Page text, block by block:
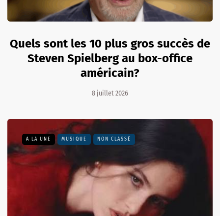
Quels sont les 10 plus gros succès de
Steven Spielberg au box-office
américain?
8 juillet 2026
A LA UNE MUSIQUE NON CLASSÉ